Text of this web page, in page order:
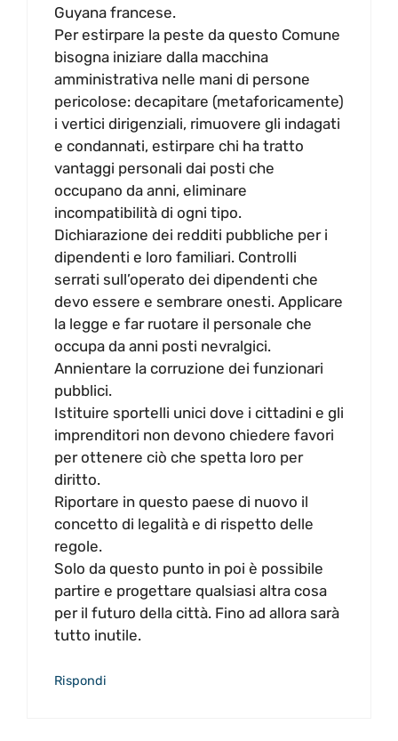
Guyana francese.
Per estirpare la peste da questo Comune
bisogna iniziare dalla macchina
amministrativa nelle mani di persone
pericolose: decapitare (metaforicamente)
i vertici dirigenziali, rimuovere gli indagati
e condannati, estirpare chi ha tratto
vantaggi personali dai posti che
occupano da anni, eliminare
incompatibilità di ogni tipo.
Dichiarazione dei redditi pubbliche per i
dipendenti e loro familiari. Controlli
serrati sull’operato dei dipendenti che
devo essere e sembrare onesti. Applicare
la legge e far ruotare il personale che
occupa da anni posti nevralgici.
Annientare la corruzione dei funzionari
pubblici.
Istituire sportelli unici dove i cittadini e gli
imprenditori non devono chiedere favori
per ottenere ciò che spetta loro per
diritto.
Riportare in questo paese di nuovo il
concetto di legalità e di rispetto delle
regole.
Solo da questo punto in poi è possibile
partire e progettare qualsiasi altra cosa
per il futuro della città. Fino ad allora sarà
tutto inutile.
Rispondi